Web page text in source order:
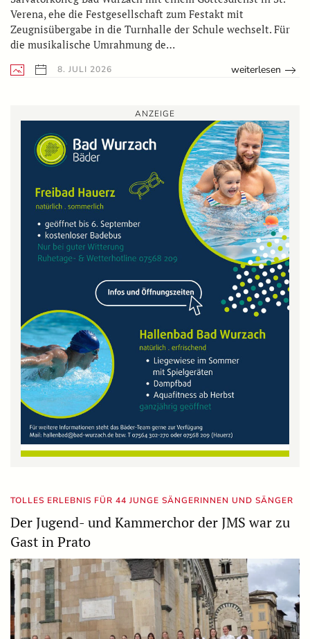
Verena, ehe die Festgesellschaft zum Festakt mit
Zeugnisübergabe in die Turnhalle der Schule wechselt. Für
die musikalische Umrahmung de…
8. JULI 2026 weiterlesen
ANZEIGE
TOLLES ERLEBNIS FÜR 44 JUNGE SÄNGERINNEN UND SÄNGER
Der Jugend- und Kammerchor der JMS war zu
Gast in Prato